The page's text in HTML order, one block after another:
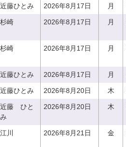
近藤ひとみ 2026年8月17日 月
杉崎 2026年8月17日 月
杉崎 2026年8月17日 月
近藤ひとみ 2026年8月17日 月
近藤ひとみ 2026年8月20日 木
近藤 ひと
み
2026年8月20日 木
江川 2026年8月21日 金